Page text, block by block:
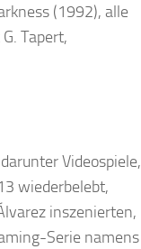
(1992), alle
Tapert,
Videospiele,
wiederbelebt,
inszenierten,
Serie namens